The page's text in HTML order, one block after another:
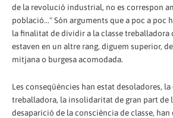
de la revolució industrial, no es correspon
població..." Són arguments que a poc a poc
la finalitat de dividir a la classe treballadora
estaven en un altre rang, diguem superior,
mitjana o burgesa acomodada.
Les conseqüències han estat desoladores,
treballadora, la insolidaritat de gran part de
desaparició de la consciència de classe,